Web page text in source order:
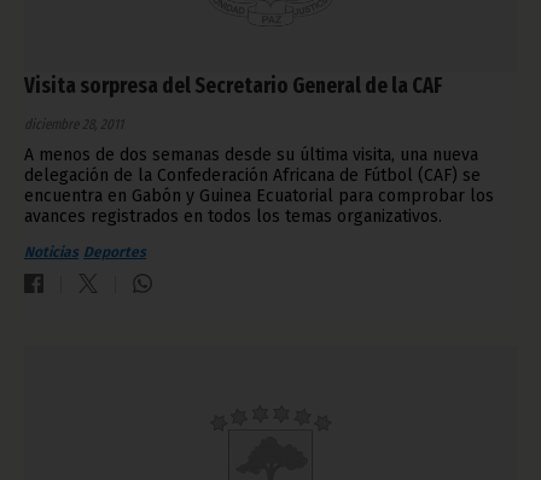
Visita sorpresa del Secretario General de la CAF
diciembre 28, 2011
A menos de dos semanas desde su última visita, una nueva
delegación de la Confederación Africana de Fútbol (CAF) se
encuentra en Gabón y Guinea Ecuatorial para comprobar los
avances registrados en todos los temas organizativos.
Noticias Deportes